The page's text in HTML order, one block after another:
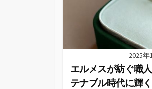
2025年
エルメスが紡ぐ職
テナブル時代に輝